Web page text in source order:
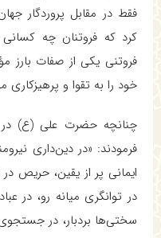
فقط در مقابل پروردگار
کرد که فروتنان چه
فروتنی یکی از صفات
خود را به تقوا و پرهیزکاری
چنانچه حضرت علی (ع)
فرمودند: «در دین‌داری
ایمانی پر از یقین، حریص
در توانگری میانه رو، در
سختی‌ها بردبار، در